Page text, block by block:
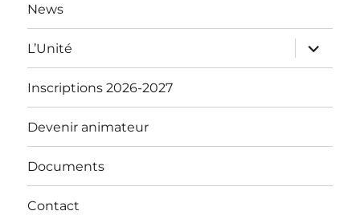
News
L’Unité
ouvrir
le
sous-
Inscriptions 2026-2027
Devenir animateur
Documents
Contact